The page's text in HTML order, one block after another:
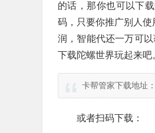
的话，那你也可以下
码，只要你推广别人
润，智能代还一万可
下载陀螺世界玩起来吧
卡帮管家下载地址：
或者扫码下载：